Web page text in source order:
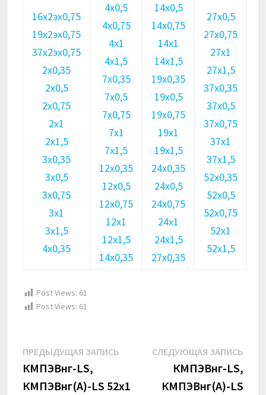
16х2эх0,75
19х2эх0,75
37х2эх0,75
2х0,35
2х0,5
2х0,75
2х1
2х1,5
3х0,35
3х0,5
3х0,75
3х1
3х1,5
4х0,35
4х0,5
4х0,75
4х1
4х1,5
7х0,35
7х0,5
7х0,75
7х1
7х1,5
12х0,35
12х0,5
12х0,75
12х1
12х1,5
14х0,35
14х0,5
14х0,75
14х1
14х1,5
19х0,35
19х0,5
19х0,75
19х1
19х1,5
24х0,35
24х0,5
24х0,75
24х1
24х1,5
27х0,35
27х0,5
27х0,75
27х1
27х1,5
37х0,35
37х0,5
37х0,75
37х1
37х1,5
52х0,35
52х0,5
52х0,75
52х1
52х1,5
Post Views: 61
Post Views: 61
Навигация
по
записям
ПРЕДЫДУЩАЯ ЗАПИСЬ Предыдущая
КМПЭВнг-LS,
КМПЭВнг(А)-LS 52х1
СЛЕДУЮЩАЯ ЗАПИСЬ
КМПЭВнг-LS,
КМПЭВнг(А)-LS